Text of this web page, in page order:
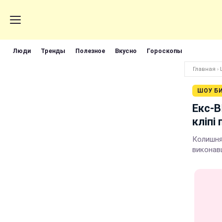
Люди Тренды Полезное Вкусно Гороскопы
Главная ›
ШОУ
Екс-